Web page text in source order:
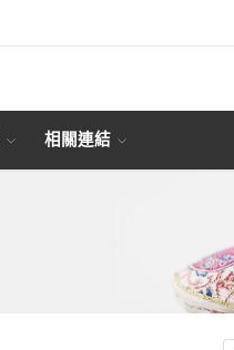
相關連結